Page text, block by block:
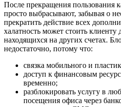
После прекращения пользования
просто выбрасывают, забывая о
прекратить действие всех
халатность может стоить клиенту
находящихся на других счетах.
недостаточно, потому что:
связка мобильного и
доступ к финансовым
временно;
разблокировать услугу в
посещения офиса через